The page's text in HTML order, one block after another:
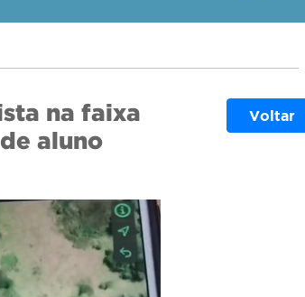
Voltar
na faixa
aluno